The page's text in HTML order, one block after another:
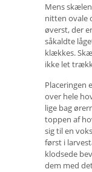
Mens
nitten ovale
øverst, der
såkaldte
klækkes.
ikke let
Placeringen
over hele
lige bag
toppen af
sig til en
først i
klodsede
dem med